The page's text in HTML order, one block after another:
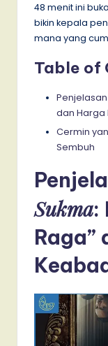
48 menit ini
bikin kepala
mana yang
Table of
Penjelasan
dan Harga
Cermin
Sembuh
Sukma:
Raga”